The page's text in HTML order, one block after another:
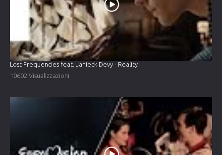
Lost Frequencies feat. Janieck Devy - Reality
10602 Visualizzazioni